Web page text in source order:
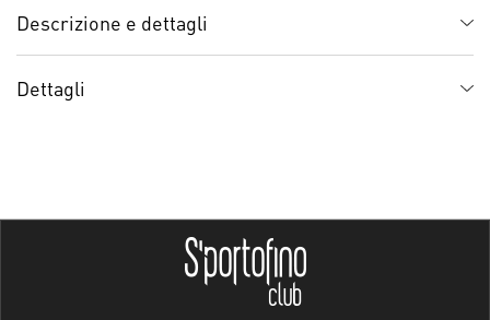
Descrizione e dettagli
Dettagli